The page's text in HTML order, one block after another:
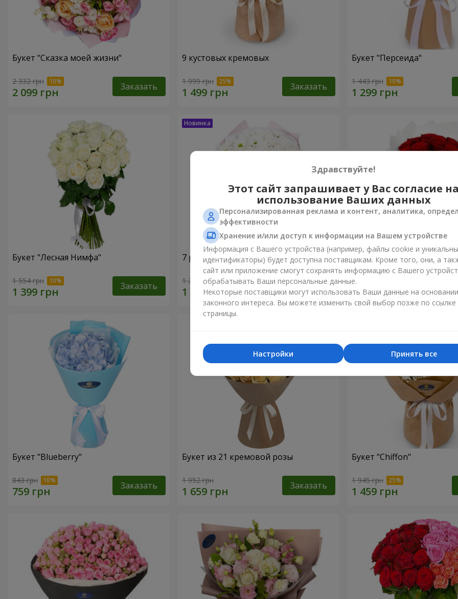
Букет "Сказка моей жизни"
2 332 грн Заказать
9 кустовых кремовых
1 999 грн Заказать
Букет "Персеида"
1 443 грн
Букет "Лесная Нимфа"
1 554 грн Заказать
7 ромашковых хризантем
1 293 грн Заказать
Монобукет из 11 красных
1 449 грн
Букет "Blueberry"
843 грн Заказать
Букет из 21 кремовой розы
1 952 грн Заказать
Букет "Chiffon"
1 945 грн
Здравствуйте!
Этот сайт запрашивает у Вас согласие на
использование Ваших данных
Персонализированная реклама и контент, аналитика,
эффективности
Хранение и/или доступ к информации на Вашем устройстве
Информация с Вашего устройства (например, файлы cookie и
идентификаторы) будет доступна поставщикам. Кроме того, они, а
сайт или приложение смогут сохранять информацию с Вашего
обрабатывать Ваши персональные данные.
Некоторые поставщики могут использовать Ваши данные на основании
законного интереса. Вы можете изменить свой выбор позже по ссылке
страницы.
Принять все
Настройки